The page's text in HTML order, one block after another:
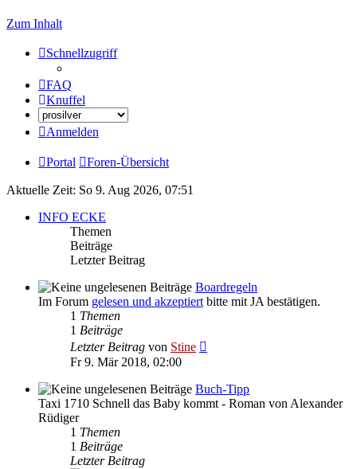
Zum Inhalt
Schnellzugriff
FAQ
Knuffel
Anmelden
Portal Foren-Übersicht
Aktuelle Zeit: So 9. Aug 2026, 07:51
INFO ECKE
Themen
Beiträge
Letzter Beitrag
Boardregeln
Im Forum gelesen und akzeptiertbitte mit JA bestätigen.
1 Themen
1 Beiträge
Letzter Beitrag von Stine
Fr 9. Mär 2018, 02:00
Buch-Tipp
Taxi 1710 Schnell das Baby kommt - Roman von Alexander
Rüdiger
1 Themen
1 Beiträge
Letzter Beitrag